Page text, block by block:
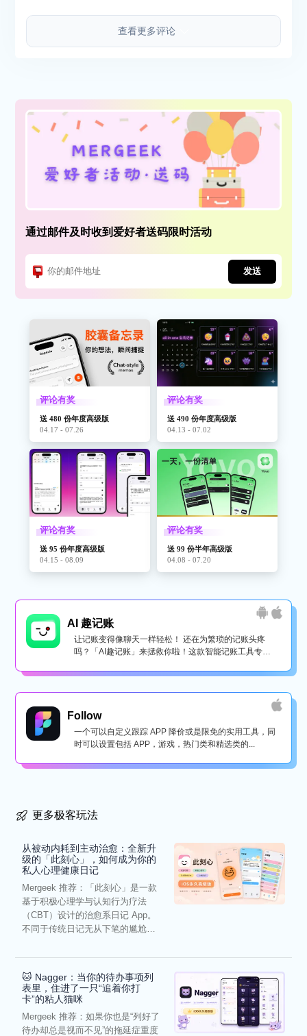
查看更多评论
通过邮件及时收到爱好者送码限时活动
发送
评论有奖
送 480 份年度高级版
04.17 - 07.26
评论有奖
送 490 份年度高级版
04.13 - 07.02
评论有奖
送 95 份年度高级版
04.15 - 08.09
评论有奖
送 99 份半年高级版
04.08 - 07.20
AI 趣记账
让记账变得像聊天一样轻松！ 还在为繁琐的记账头疼
吗？「AI趣记账」来拯救你啦！这款智能记账工具专为
Follow
一个可以自定义跟踪 APP 降价或是限免的实用工具，同
时可以设置包括 APP，游戏，热门类和精选类的...
更多极客玩法
从被动内耗到主动治愈：全新升
级的「此刻心」，如何成为你的
私人心理健康日记
Mergeek 推荐：「此刻心」是一款
基于积极心理学与认知行为疗法
（CBT）设计的治愈系日记 App。
不同于传统日记无从下笔的尴尬，
🐱 Nagger：当你的待办事项列
表里，住进了一只“追着你打
卡”的粘人猫咪
Mergeek 推荐：如果你也是“列好了
待办却总是视而不见”的拖延症重度